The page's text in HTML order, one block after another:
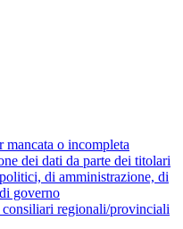
mancata o incompleta
dei dati da parte dei titolari
di amministrazione, di
governo
regionali/provinciali